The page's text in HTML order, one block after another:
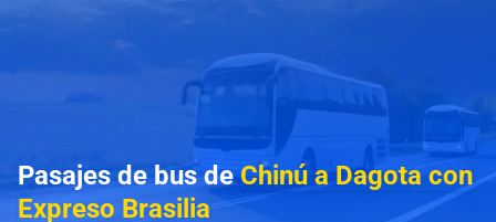
Pasajes de bus deChinú a Dagota con
Expreso Brasilia